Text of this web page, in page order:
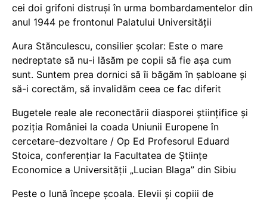
cei doi grifoni distruși în urma bombardamentelor din
anul 1944 pe frontonul Palatului Universității
Aura Stănculescu, consilier școlar: Este o mare
nedreptate să nu-i lăsăm pe copii să fie așa cum
sunt. Suntem prea dornici să îi băgăm în șabloane și
să-i corectăm, să invalidăm ceea ce fac diferit
Bugetele reale ale reconectării diasporei științifice și
poziția României la coada Uniunii Europene în
cercetare-dezvoltare / Op Ed Profesorul Eduard
Stoica, conferențiar la Facultatea de Științe
Economice a Universității „Lucian Blaga” din Sibiu
Peste o lună începe școala. Elevii și copiii de